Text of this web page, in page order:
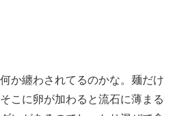
か纏わされてるのかな。麺だけ
こに卵が加わると流石に薄まる